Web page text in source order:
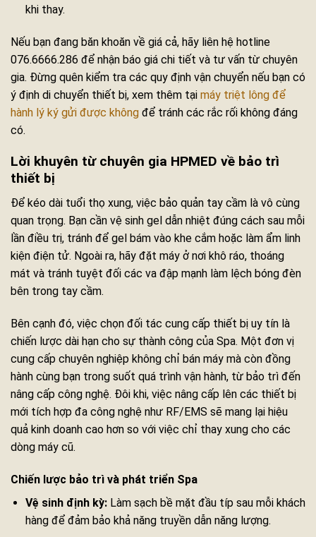
khi thay.
Nếu bạn đang băn khoăn về giá cả, hãy liên hệ hotline
076.6666.286 để nhận báo giá chi tiết và tư vấn từ chuyên
gia. Đừng quên kiểm tra các quy định vận chuyển nếu bạn có
ý định di chuyển thiết bị, xem thêm tại máy triệt lông để
hành lý ký gửi được không để tránh các rắc rối không đáng
có.
Lời khuyên từ chuyên gia HPMED về bảo trì
thiết bị
Để kéo dài tuổi thọ xung, việc bảo quản tay cầm là vô cùng
quan trọng. Bạn cần vệ sinh gel dẫn nhiệt đúng cách sau mỗi
lần điều trị, tránh để gel bám vào khe cắm hoặc làm ẩm linh
kiện điện tử. Ngoài ra, hãy đặt máy ở nơi khô ráo, thoáng
mát và tránh tuyệt đối các va đập mạnh làm lệch bóng đèn
bên trong tay cầm.
Bên cạnh đó, việc chọn đối tác cung cấp thiết bị uy tín là
chiến lược dài hạn cho sự thành công của Spa. Một đơn vị
cung cấp chuyên nghiệp không chỉ bán máy mà còn đồng
hành cùng bạn trong suốt quá trình vận hành, từ bảo trì đến
nâng cấp công nghệ. Đôi khi, việc nâng cấp lên các thiết bị
mới tích hợp đa công nghệ như RF/EMS sẽ mang lại hiệu
quả kinh doanh cao hơn so với việc chỉ thay xung cho các
dòng máy cũ.
Chiến lược bảo trì và phát triển Spa
Vệ sinh định kỳ:Làm sạch bề mặt đầu típ sau mỗi khách
hàng để đảm bảo khả năng truyền dẫn năng lượng.